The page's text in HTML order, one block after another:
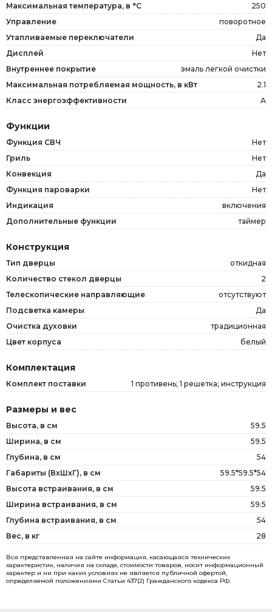
Максимальная температура, в °C
250
Управление
поворотное
Утапливаемые переключатели
Да
Дисплей
Нет
Внутреннее покрытие
эмаль легкой очистки
Максимальная потребляемая мощность, в кВт
2.1
Класс энергоэффективности
A
Функции
Функция СВЧ
Нет
Гриль
Нет
Конвекция
Да
Функция пароварки
Нет
Индикация
включения
Дополнительные функции
таймер
Конструкция
Тип дверцы
откидная
Количество стекол дверцы
2
Телескопические направляющие
отсутствуют
Подсветка камеры
Да
Очистка духовки
традиционная
Цвет корпуса
белый
Комплектация
Комплект поставки 1 противень; 1 решетка; инструкция
Размеры и вес
Высота, в см
59.5
Ширина, в см
59.5
Глубина, в см
54
Габариты (ВxШxГ), в см
59.5*59.5*54
Высота встраивания, в см
59.5
Ширина встраивания, в см
59.5
Глубина встраивания, в см
54
Вес, в кг
28
Вся представленная на сайте информация, касающаяся технических
характеристик, наличия на складе, стоимости товаров, носит информационный
характер и ни при каких условиях не является публичной офертой,
определяемой положениями Статьи 437(2) Гражданского кодекса РФ.